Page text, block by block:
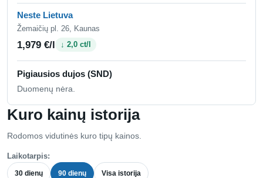
Kuro kainų istorija
Rodomos vidutinės kuro tipų kainos.
Laikotarpis:
30 dienų 90 dienų Visa istorija
Neste Lietuva
Žemaičių pl. 26, Kaunas
1,979 €/l ↓ 2,0 ct/l
Pigiausios dujos (SND)
Duomenų nėra.